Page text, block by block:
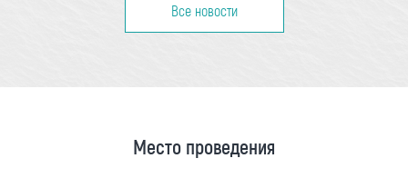
Все новости
Место проведения